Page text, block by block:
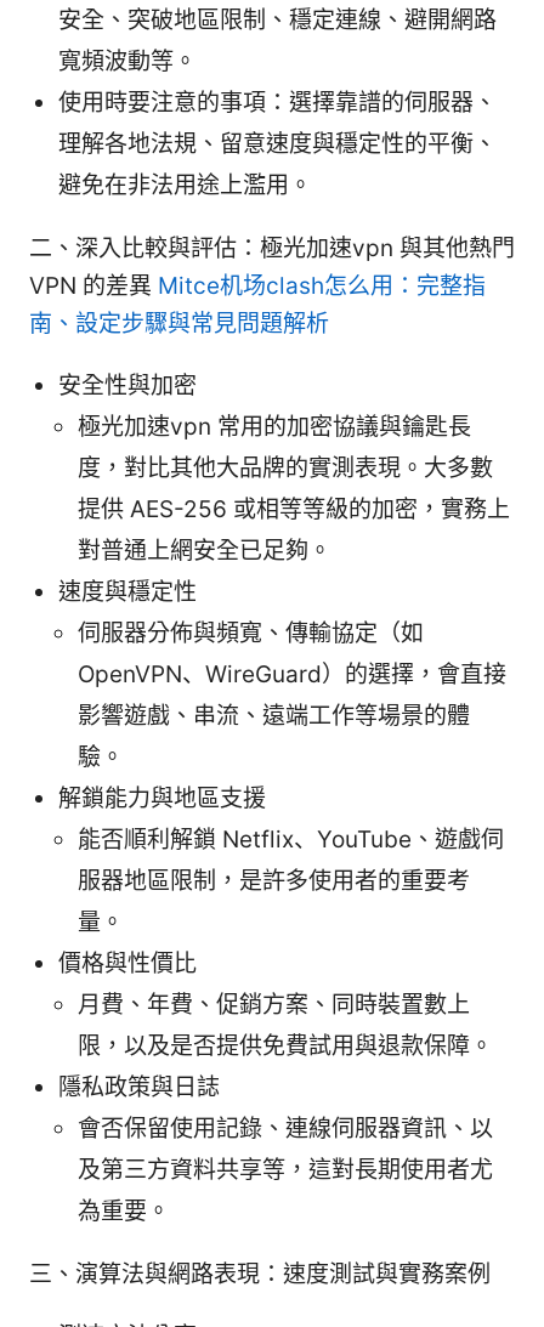
安全、突破地區限制、穩定連線、避開網路
寬頻波動等。
使用時要注意的事項：選擇靠譜的伺服器、
理解各地法規、留意速度與穩定性的平衡、
避免在非法用途上濫用。
二、深入比較與評估：極光加速vpn 與其他熱門
VPN 的差異 Mitce机场clash怎么用：完整指
南、設定步驟與常見問題解析
安全性與加密
極光加速vpn 常用的加密協議與鑰匙長
度，對比其他大品牌的實測表現。大多數
提供 AES-256 或相等等級的加密，實務上
對普通上網安全已足夠。
速度與穩定性
伺服器分佈與頻寬、傳輸協定（如
OpenVPN、WireGuard）的選擇，會直接
影響遊戲、串流、遠端工作等場景的體
驗。
解鎖能力與地區支援
能否順利解鎖 Netflix、YouTube、遊戲伺
服器地區限制，是許多使用者的重要考
量。
價格與性價比
月費、年費、促銷方案、同時裝置數上
限，以及是否提供免費試用與退款保障。
隱私政策與日誌
會否保留使用記錄、連線伺服器資訊、以
及第三方資料共享等，這對長期使用者尤
為重要。
三、演算法與網路表現：速度測試與實務案例